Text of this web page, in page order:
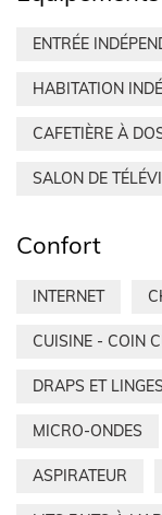
ENTRÉE
HABITATION
CAFETIÈRE À
SALON DE
Confort
INTERNET
CUISINE - COIN
DRAPS ET
MICRO-ONDES
ASPIRATEUR